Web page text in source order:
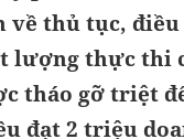
về thủ tục,
lượng thực thi
tháo gỡ triệt
đạt 2 triệu